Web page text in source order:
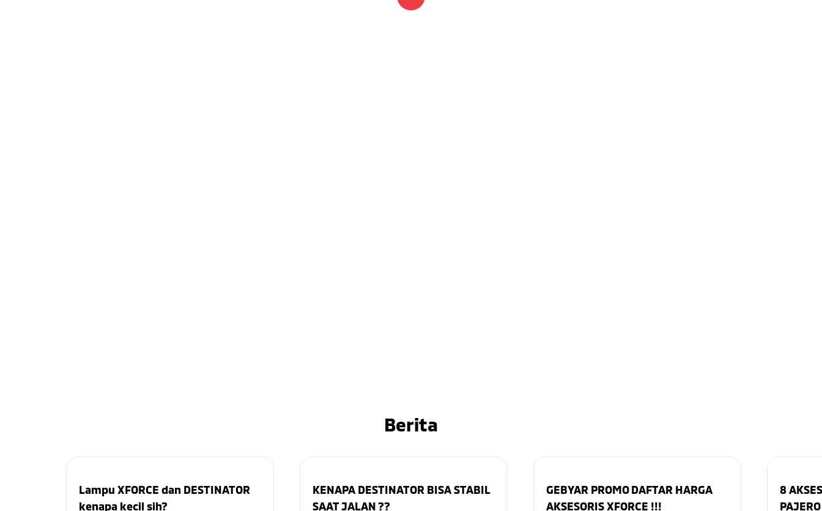
Berita
Lampu XFORCE dan DESTINATOR
kenapa kecil sih?
KENAPA DESTINATOR BISA STABIL
SAAT JALAN ??
GEBYAR PROMO DAFTAR HARGA
AKSESORIS XFORCE !!!
8